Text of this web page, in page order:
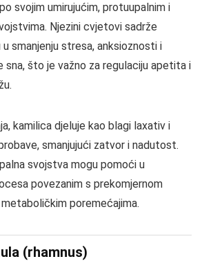
svojim umirujućim, protuupalnim i
Njezini cvjetovi sadrže
smanjenju stresa, anksioznosti i
što je važno za regulaciju apetita i
kamilica djeluje kao blagi laxativ i
smanjujući zatvor i nadutost.
svojstva mogu pomoći u
povezanim s prekomjernom
poremećajima.
(rhamnus)